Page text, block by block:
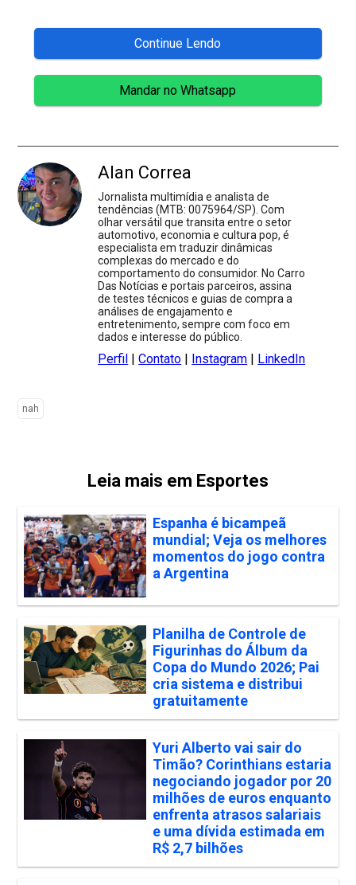
Continue Lendo
Mandar no Whatsapp
Alan Correa
Jornalista multimídia e analista de
tendências (MTB: 0075964/SP). Com
olhar versátil que transita entre o setor
automotivo, economia e cultura pop, é
especialista em traduzir dinâmicas
complexas do mercado e do
comportamento do consumidor. No Carro
Das Notícias e portais parceiros, assina
de testes técnicos e guias de compra a
análises de engajamento e
entretenimento, sempre com foco em
dados e interesse do público.
Perfil |Contato | Instagram | LinkedIn
nah
Leia mais em Esportes
Espanha é bicampeã
mundial; Veja os melhores
momentos do jogo contra
a Argentina
Planilha de Controle de
Figurinhas do Álbum da
Copa do Mundo 2026; Pai
cria sistema e distribui
gratuitamente
Yuri Alberto vai sair do
Timão? Corinthians estaria
negociando jogador por 20
milhões de euros enquanto
enfrenta atrasos salariais
e uma dívida estimada em
R$ 2,7 bilhões